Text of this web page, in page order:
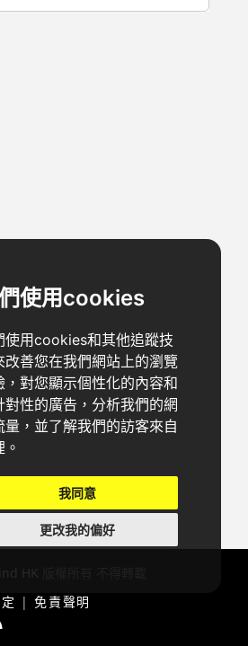
使用cookies
使用cookies和其他追蹤技
改善您在我們網站上的瀏覽
，對您顯示個性化的內容和
對性的廣告，分析我們的網
量，並了解我們的訪客來自
我同意
更改我的偏好
HK
|免責聲明